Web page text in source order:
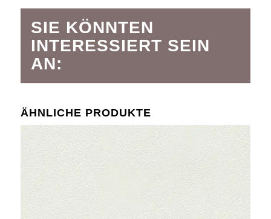
SIE KÖNNTEN
INTERESSIERT SEIN
AN:
ÄHNLICHE PRODUKTE